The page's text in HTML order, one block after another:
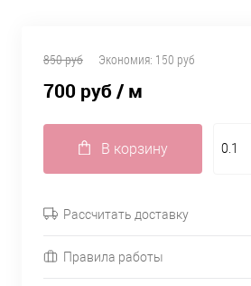
850 руб Экономия: 150 руб
700 руб/ м
В корзину
Рассчитать доставку
Правила работы